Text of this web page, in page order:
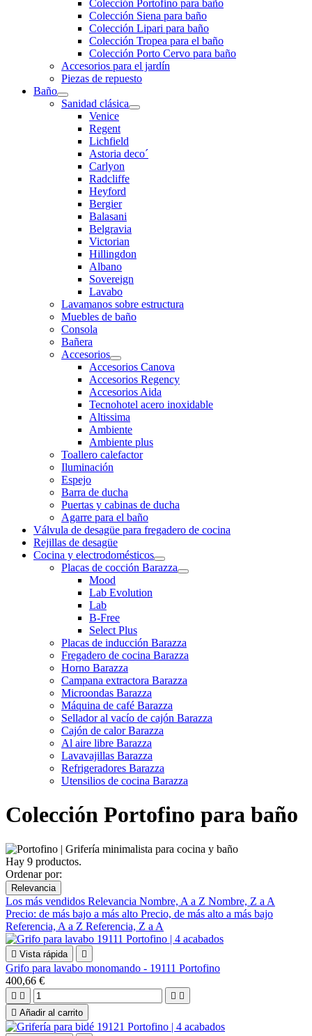
Colección Portofino para baño
Colección Siena para baño
Colección Lipari para baño
Colección Tropea para el baño
Colección Porto Cervo para baño
Accesorios para el jardín
Piezas de repuesto
Baño
Sanidad clásica
Venice
Regent
Lichfield
Astoria deco´
Carlyon
Radcliffe
Heyford
Bergier
Balasani
Belgravia
Victorian
Hillingdon
Albano
Sovereign
Lavabo
Lavamanos sobre estructura
Muebles de baño
Consola
Bañera
Accesorios
Accesorios Canova
Accesorios Regency
Accesorios Aida
Tecnohotel acero inoxidable
Altissima
Ambiente
Ambiente plus
Toallero calefactor
Iluminación
Espejo
Barra de ducha
Puertas y cabinas de ducha
Agarre para el baño
Válvula de desagüe para fregadero de cocina
Rejillas de desagüe
Cocina y electrodomésticos
Placas de cocción Barazza
Mood
Lab Evolution
Lab
B-Free
Select Plus
Placas de inducción Barazza
Fregadero de cocina Barazza
Horno Barazza
Campana extractora Barazza
Microondas Barazza
Máquina de café Barazza
Sellador al vacío de cajón Barazza
Cajón de calor Barazza
Al aire libre Barazza
Lavavajillas Barazza
Refrigeradores Barazza
Utensilios de cocina Barazza
Colección Portofino para baño
Hay 9 productos.
Ordenar por:
Relevancia
Los más vendidos Relevancia Nombre, A a Z Nombre, Z a A
Precio: de más bajo a más alto Precio, de más alto a más bajo
Referencia, A a Z Referencia, Z a A
 Vista rápida 
Grifo para lavabo monomando - 19111 Portofino
400,66 €
   
 Añadir al carrito